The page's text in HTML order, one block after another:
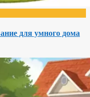
для умного дома